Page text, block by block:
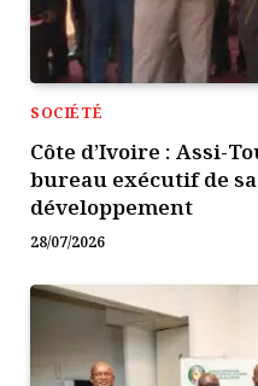
SOCIÉTÉ
Côte d’Ivoire : Assi-
bureau exécutif de
développement
28/07/2026